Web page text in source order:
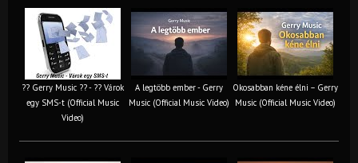
?? Gerry Music ?? - ?? Várok
egy SMS-t (Official Music
Video)
A legtöbb ember - Gerry
Music (Official Music Video)
Okosabban kéne élni – Gerry
Music (Official Music Video)